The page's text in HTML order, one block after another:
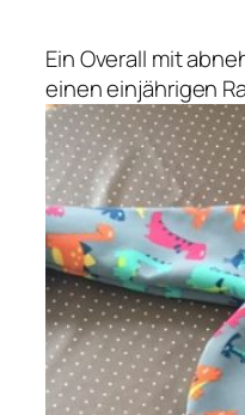
Ein Overall mit
einen einjährigen